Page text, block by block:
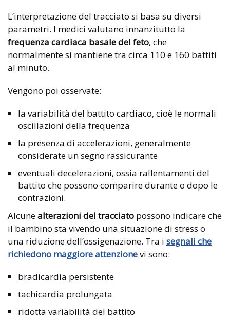
L’interpretazione del tracciato si basa su diversi
parametri. I medici valutano innanzitutto la
frequenza cardiaca basale del feto, che
normalmente si mantiene tra circa 110 e 160 battiti
al minuto.
Vengono poi osservate:
la variabilità del battito cardiaco, cioè le normali
oscillazioni della frequenza
la presenza di accelerazioni, generalmente
considerate un segno rassicurante
eventuali decelerazioni, ossia rallentamenti del
battito che possono comparire durante o dopo le
contrazioni.
Alcunealterazioni del tracciato possono indicare che
il bambino sta vivendo una situazione di stress o
una riduzione dell’ossigenazione. Tra i segnali che
richiedono maggiore attenzionevi sono:
bradicardia persistente
tachicardia prolungata
ridotta variabilità del battito